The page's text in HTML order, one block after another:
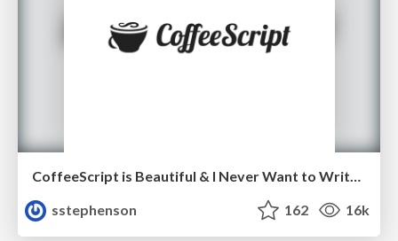
CoffeeScript is Beautiful & I Never Want to Write Plain JavaScript Again
sstephenson
162 16k